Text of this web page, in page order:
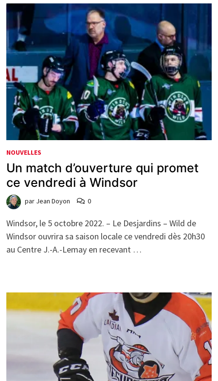
NOUVELLES
Un match d’ouverture qui promet
ce vendredi à Windsor
par Jean Doyon 0
Windsor, le 5 octobre 2022. – Le Desjardins – Wild de
Windsor ouvrira sa saison locale ce vendredi dès 20h30
au Centre J.-A.-Lemay en recevant …